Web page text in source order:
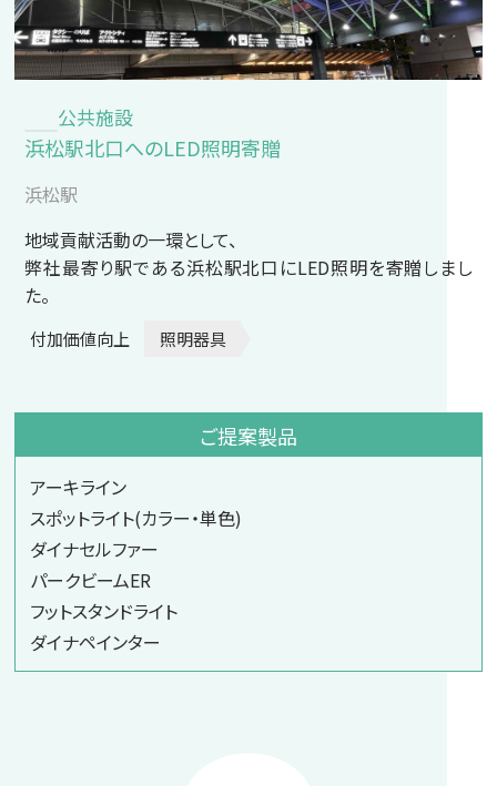
公共施設
浜松駅北口へのLED照明寄贈
浜松駅
地域貢献活動の一環として、
弊社最寄り駅である浜松駅北口にLED照明を寄贈しまし
た。
付加価値向上 照明器具
ご提案製品
アーキライン
スポットライト(カラー・単色)
ダイナセルファー
パークビームER
フットスタンドライト
ダイナペインター